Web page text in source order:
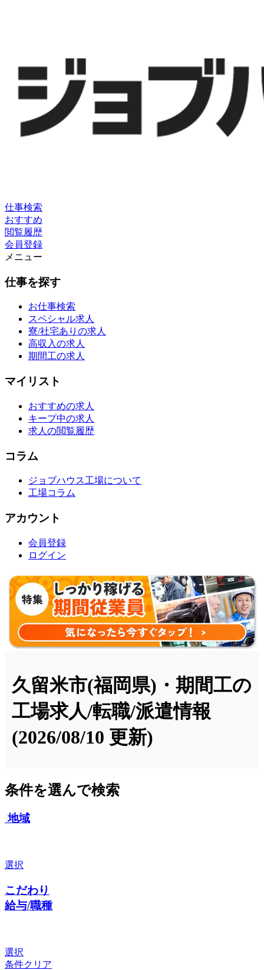
仕事検索
おすすめ
閲覧履歴
会員登録
メニュー
仕事を探す
お仕事検索
スペシャル求人
寮/社宅ありの求人
高収入の求人
期間工の求人
マイリスト
おすすめの求人
キープ中の求人
求人の閲覧履歴
コラム
ジョブハウス工場について
工場コラム
アカウント
会員登録
ログイン
久留米市(福岡県)・期間工の
工場求人/転職/派遣情報
(2026/08/10 更新)
条件を選んで検索
地域
選択
こだわり
給与/職種
選択
条件クリア